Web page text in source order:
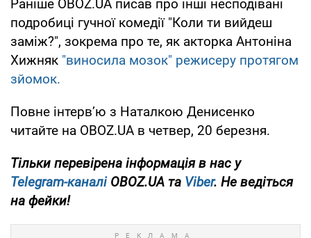
Раніше OBOZ.UA писав про інші несподівані
подробиці гучної комедії "Коли ти вийдеш
заміж?", зокрема про те, як акторка Антоніна
Хижняк "виносила мозок" режисеру протягом
зйомок.
Повне інтерв’ю з Наталкою Денисенко
читайте на OBOZ.UA в четвер, 20 березня.
Тільки перевірена інформація в нас у
Telegram-каналіOBOZ.UA та Viber. Не ведіться
на фейки!